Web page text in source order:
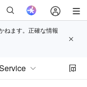
ねます。正確な情報